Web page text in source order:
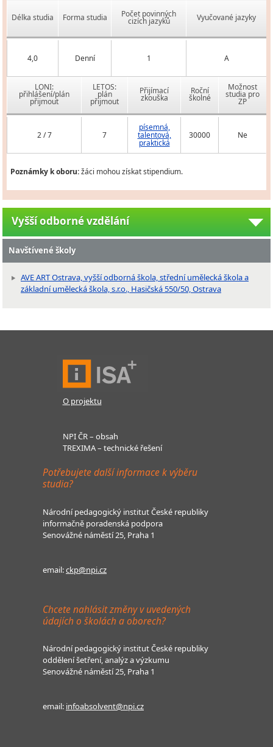
Délka studia Forma studia Počet povinných
cizích jazyků Vyučované jazyky
4,0 Denní 1 A
LONI:
přihlášení/plán
přijmout
LETOS:
plán
přijmout
Přijímací
zkouška
Roční
školné
Možnost
studia pro
ZP
2 / 7 7
písemná,
talentová,
praktická
30000 Ne
Poznámky k oboru:žáci mohou získat stipendium.
Vyšší odborné vzdělání
Navštívené školy
AVE ART Ostrava, vyšší odborná škola, střední umělecká škola a
základní umělecká škola, s.r.o., Hasičská 550/50, Ostrava
O projektu
NPI ČR – obsah
TREXIMA – technické řešení
Potřebujete další informace k výběru
studia?
Národní pedagogický institut České republiky
informačně poradenská podpora
Senovážné náměstí 25, Praha 1
email:ckp@npi.cz
Chcete nahlásit změny v uvedených
údajích o školách a oborech?
Národní pedagogický institut České republiky
oddělení šetření, analýz a výzkumu
Senovážné náměstí 25, Praha 1
email: infoabsolvent@npi.cz